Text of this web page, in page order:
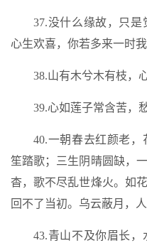
37.没什么缘故，只
心生欢喜，你若多来一时
38.山有木兮木有枝，
39.心如莲子常含苦，
40.一朝春去红颜老
笙踏歌；三生阴晴圆缺，
杳，歌不尽乱世烽火。如
回不了当初。乌云蔽月，
43.青山不及你眉长